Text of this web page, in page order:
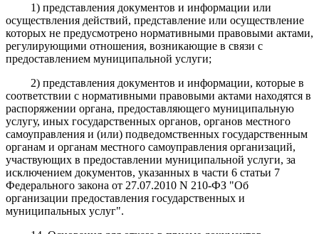
1) представления документов и информации или
осуществления действий, представление или осуществление
которых не предусмотрено нормативными правовыми актами,
регулирующими отношения, возникающие в связи с
предоставлением муниципальной услуги;
2) представления документов и информации, которые в
соответствии с нормативными правовыми актами находятся в
распоряжении органа, предоставляющего муниципальную
услугу, иных государственных органов, органов местного
самоуправления и (или) подведомственных государственным
органам и органам местного самоуправления организаций,
участвующих в предоставлении муниципальной услуги, за
исключением документов, указанных в части 6 статьи 7
Федерального закона от 27.07.2010 N 210-ФЗ "Об
организации предоставления государственных и
муниципальных услуг".